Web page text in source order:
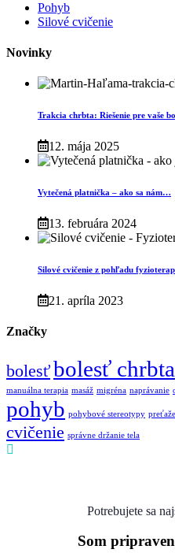
Pohyb
Silové cvičenie
Novinky
Trakcia chrbta: Riešenie pre vaše
12. mája 2025
Vytečená platnička – ako sa nám…
13. februára 2024
Silové cvičenie z pohľadu
21. apríla 2023
Značky
bolesťbolesť chrbta
manuálna terapia masáž migréna naprávanie
pohyb pohybové stereotypy
cvičenie správne držanie tela
Potrebujete sa
Som